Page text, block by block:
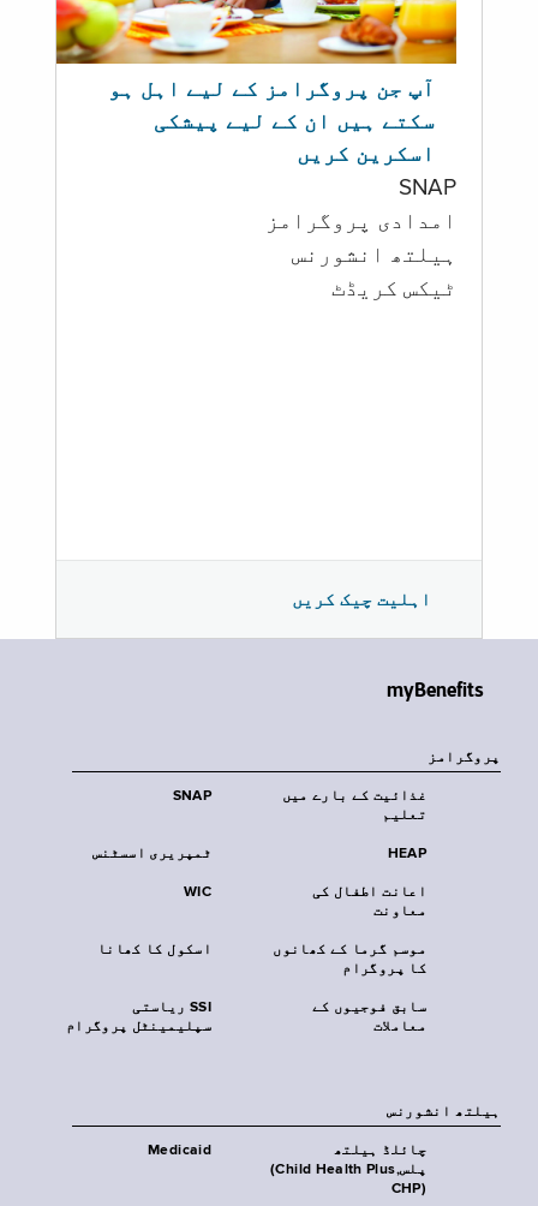
آپ جن پروگرامز کے لیے اہل ہو
سکتے ہیں ان کے لیے پیشکی
اسکرین کریں
SNAP
امدادی پروگرامز
‏ہیلتھ انشورنس
ٹیکس کریڈٹ
اہلیت چیک کریں
myBenefits
پروگرامز
SNAP
غذائیت کے بارے میں
تعلیم
ٹمپریری اسسٹنس HEAP
WIC
اعانت اطفال کی
معاونت
اسکول کا کھانا
موسم گرما کے کھانوں
کا پروگرام
SSI ریاستی
سپلیمینٹل پروگرام
سابق فوجیوں کے
معاملات
‏ہیلتھ انشورنس
Medicaid
چائلڈ ہیلتھ
پلس‎(Child Health Plus,
CHP)‎